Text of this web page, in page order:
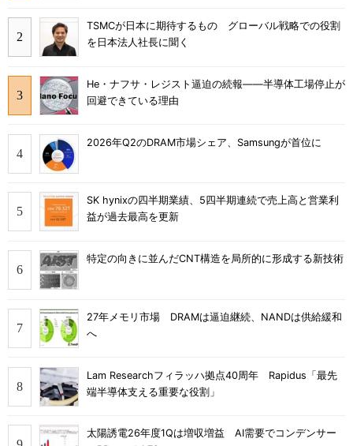
TSMCが日本に期待するもの グローバル戦略での役割
を日本法人社長に聞く
He・ナフサ・レジスト逼迫の続報――半導体工場停止が
回避できている理由
2026年Q2のDRAM市場シェア、Samsungが首位に
SK hynixの四半期業績、5四半期連続で売上高と営業利
益が過去最高を更新
特定の向きに並んだCNT構造を局所的に形成する新技術
27年メモリ市場 DRAMは逼迫継続、NANDは供給緩和
へ
Lam Researchフィラッハ拠点40周年 Rapidus「最先
端半導体支える重要な役割」
太陽誘電26年度1Qは増収増益 AI需要でコンデンサー